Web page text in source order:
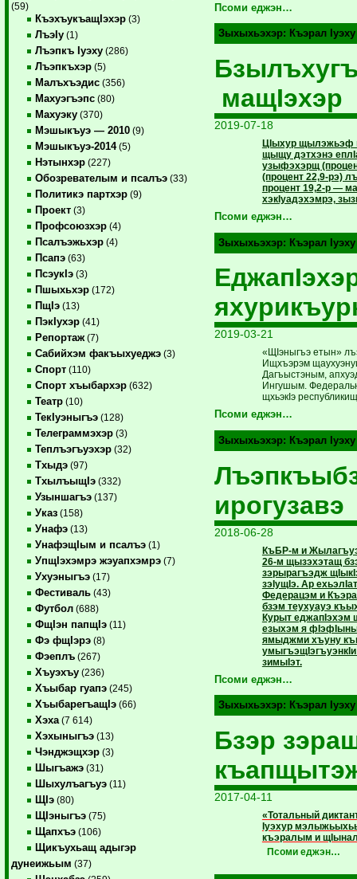
(59)
КъэхъукъащIэхэр (3)
ЛъэIу (1)
Лъэпкъ Iуэху (286)
Лъэпкъхэр (5)
Малъхъэдис (356)
Махуэгъэпс (80)
Махуэку (370)
Мэшыкъуэ — 2010 (9)
Мэшыкъуэ-2014(5)
Нэтынхэр (227)
Обозревателым и псалъэ (33)
Политикэ партхэр (9)
Проект (3)
Профсоюзхэр (4)
Псалъэжьхэр (4)
Псапэ (63)
ПсэукIэ (3)
Пшыхьхэр (172)
ПщIэ (13)
ПэкIухэр (41)
Репортаж (7)
Сабийхэм факъыхуеджэ (3)
Спорт (110)
Спорт хъыбархэр (632)
Театр (10)
ТекIуэныгъэ (128)
Телеграммэхэр (3)
Теплъэгъуэхэр (32)
Тхыдэ (97)
ТхылъыщIэ (332)
Узыншагъэ (137)
Указ (158)
Унафэ (13)
УнафэщIым и псалъэ (1)
УпщIэхэмрэ жэуапхэмрэ (7)
Ухуэныгъэ (17)
Фестиваль (43)
Футбол (688)
ФщIэн папщIэ (11)
Фэ фщIэрэ (8)
Фэеплъ (267)
Хъуэхъу (236)
Хъыбар гуапэ (245)
ХъыбарегъащIэ (66)
Хэха (7 614)
Хэхыныгъэ (13)
Чэнджэщхэр (3)
Шыгъажэ (31)
Шыхулъагъуэ (11)
ЩIэ (80)
ЩIэныгъэ (75)
Щапхъэ (106)
Щикъухьащ адыгэр
дунеижьым (37)
Псоми еджэн…
Зыхыхьэхэр: Къэрал Iуэху
мащIэхэр
2019-07-18
ЦIыхур щылэжьэф
щыщу дэтхэнэ
узыфэхэрщ
(процент 22,9-рэ)
процент 19,2-р —
хэкIуадэхэмрэ,
Псоми еджэн…
Зыхыхьэхэр: Къэрал Iуэху
2019-03-21
«ЩIэныгъэ етын»
Ищхъэрэм
Дагъыстэным,
Ингушым.
щхьэкIэ
Псоми еджэн…
Зыхыхьэхэр: Къэрал Iуэху
ирогузавэ
2018-06-28
КъБР-м и
26-м щызэхэтащ
зэрырагъэдж
зэIущIэ. Ар
Федерацэм и
бзэм теухуауэ
Курыт еджапIэхэм
езыхэм я
ямыджми хъуну
зимыIэт.
Псоми еджэн…
Зыхыхьэхэр: Къэрал Iуэху
Бзэр
2017-04-11
«Тотальный
Iуэхур
къэралым и
Псоми еджэн…